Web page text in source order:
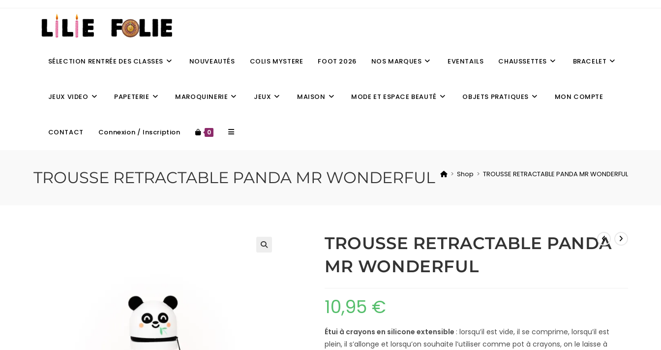
SÉLECTION RENTRÉE DES CLASSES NOUVEAUTÉS COLIS MYSTERE FOOT 2026 NOS MARQUES EVENTAILS CHAUSSETTES BRACELET
JEUX VIDEO PAPETERIE MAROQUINERIE JEUX MAISON MODE ET ESPACE BEAUTÉ OBJETS PRATIQUES MON COMPTE
CONTACT Connexion / Inscription 0
TROUSSE RETRACTABLE PANDA MR WONDERFUL > Shop > TROUSSE RETRACTABLE PANDA MR WONDERFUL
TROUSSE RETRACTABLE PANDA
MR WONDERFUL
10,95 €
Étui à crayons en silicone extensible : lorsqu’il est vide, il se comprime, lorsqu’il est
plein, il s’allonge et lorsqu’on souhaite l’utiliser comme pot à crayons, on le laisse à